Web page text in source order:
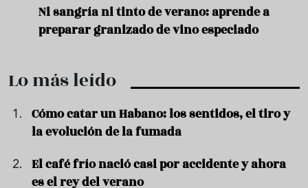
Ni sangría ni tinto de verano: aprende a
preparar granizado de vino especiado
Lo más leído
Cómo catar un Habano: los sentidos, el tiro y
la evolución de la fumada
El café frío nació casi por accidente y ahora
es el rey del verano